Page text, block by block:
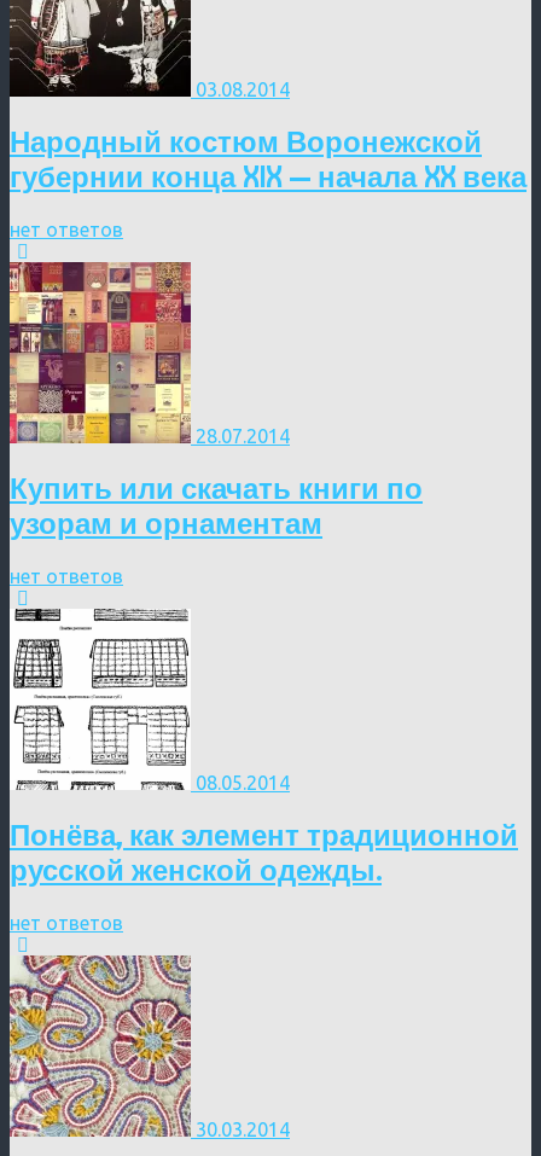
03.08.2014
Народный костюм Воронежской
губернии конца XIX — начала XX века
нет ответов
28.07.2014
Купить или скачать книги по
узорам и орнаментам
нет ответов
08.05.2014
Понёва, как элемент традиционной
русской женской одежды.
нет ответов
30.03.2014